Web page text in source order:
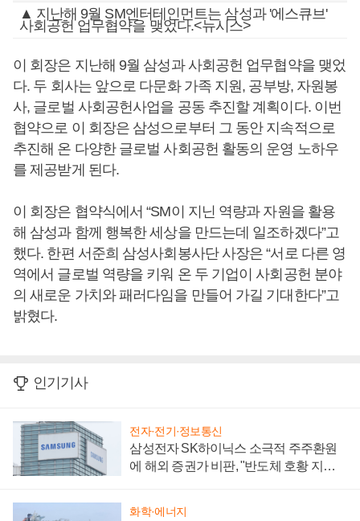
▲ 지난해 9월 SM엔터테인먼트는 삼성과 '에스큐브'
사회공헌 업무협약을 맺었다.<뉴시스>
이 회장은 지난해 9월 삼성과 사회공헌 업무협약을 맺었
다. 두 회사는 앞으로 다문화 가족 지원, 공부방, 자원봉
사, 글로벌 사회공헌사업을 공동 추진할 계획이다. 이번
협약으로 이 회장은 삼성으로부터 그 동안 지속적으로
추진해 온 다양한 글로벌 사회공헌 활동의 운영 노하우
를 제공받게 된다.
이 회장은 협약식에서 “SM이 지닌 역량과 자원을 활용
해 삼성과 함께 행복한 세상을 만드는데 일조하겠다”고
했다. 한편 서준희 삼성사회봉사단 사장은 “서로 다른 영
역에서 글로벌 역량을 키워 온 두 기업이 사회공헌 분야
의 새로운 가치와 패러다임을 만들어 가길 기대한다”고
밝혔다.
인기기사
전자·전기·정보통신
삼성전자 SK하이닉스 소극적 주주환원
에 해외 증권가 비판, "반도체 호황 지속
화학·에너지